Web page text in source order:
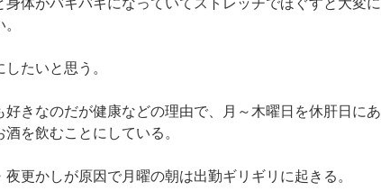
身体がバキバキになっていてストレッチでほぐすと大変に
たいと思う。
好きなのだが健康などの理由で、月～木曜日を休肝日にあ
酒を飲むことにしている。
夜更かしが原因で月曜の朝は出勤ギリギリに起きる。